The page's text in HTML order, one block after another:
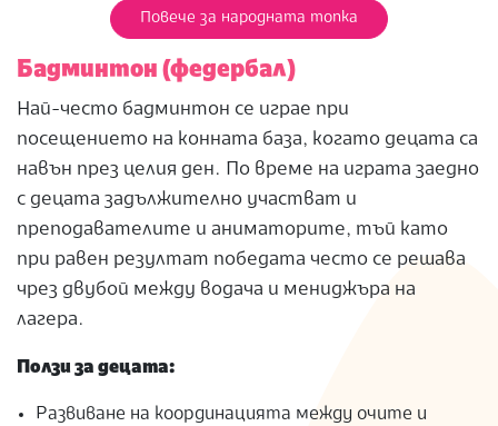
Повече за народната топка
Бадминтон (федербал)
Най-често бадминтон се играе при
посещението на конната база, когато децата са
навън през целия ден. По време на играта заедно
с децата задължително участват и
преподавателите и аниматорите, тъй като
при равен резултат победата често се решава
чрез двубой между водача и мениджъра на
лагера.
Ползи за децата:
Развиване на координацията между очите и